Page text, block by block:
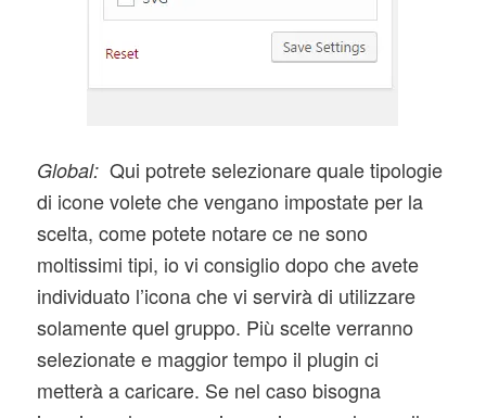
Global: Qui potrete selezionare quale tipologie
di icone volete che vengano impostate per la
scelta, come potete notare ce ne sono
moltissimi tipi, io vi consiglio dopo che avete
individuato l’icona che vi servirà di utilizzare
solamente quel gruppo. Più scelte verranno
selezionate e maggior tempo il plugin ci
metterà a caricare. Se nel caso bisogna